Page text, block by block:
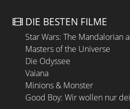
DIE BESTEN FILME
Star Wars: The Mandalorian
Masters of the Universe
Die Odyssee
Vaiana
Minions & Monster
Good Boy: Wir wollen nur